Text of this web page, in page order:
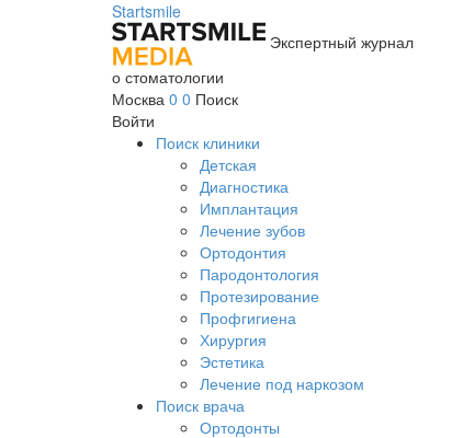
Startsmile
Экспертный журнал
о стоматологии
Москва 0 0 Поиск
Войти
Поиск клиники
Детская
Диагностика
Имплантация
Лечение зубов
Ортодонтия
Пародонтология
Протезирование
Профгигиена
Хирургия
Эстетика
Лечение под наркозом
Поиск врача
Ортодонты